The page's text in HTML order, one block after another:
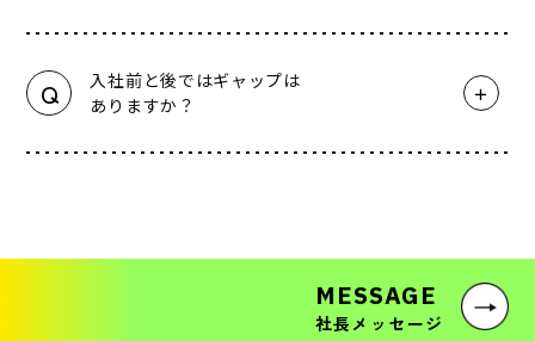
Q
入社前と後ではギャップは
ありますか？
MESSAGE
社長メッセージ